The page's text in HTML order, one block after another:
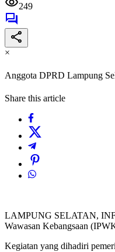
249
×
Anggota DPRD Lampung
Share this article
LAMPUNG SELATAN,
Wawasan Kebangsaan
Kegiatan yang dihadiri